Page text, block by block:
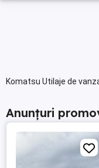
Komatsu Utilaje de
Anunțuri